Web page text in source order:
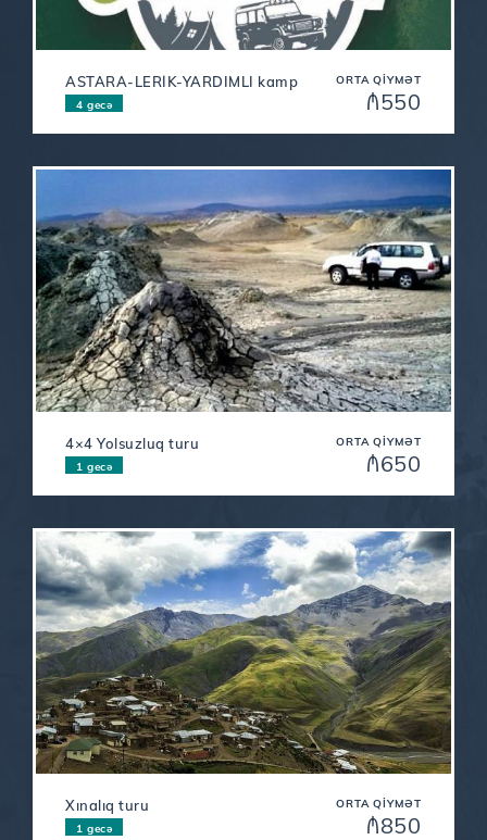
ORTA QIYMƏT
₼550
ASTARA-LERİK-YARDIMLI kamp
4 gecə
ORTA QIYMƏT
₼650
4×4 Yolsuzluq turu
1 gecə
ORTA QIYMƏT
₼850
Xınalıq turu
1 gecə